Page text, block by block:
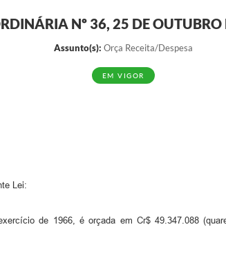
Nº 36, 25 DE
Assunto(s): Orça Receita/Despesa
EM VIGOR
Lei:
de 1966, é orçada em Cr$ 49.347.088